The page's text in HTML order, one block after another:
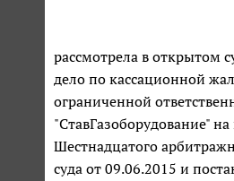
рассмотрела в открытом
дело по кассационной
ограниченной
"СтавГазоборудование"
Шестнадцатого
суда от 09.06.2015 и